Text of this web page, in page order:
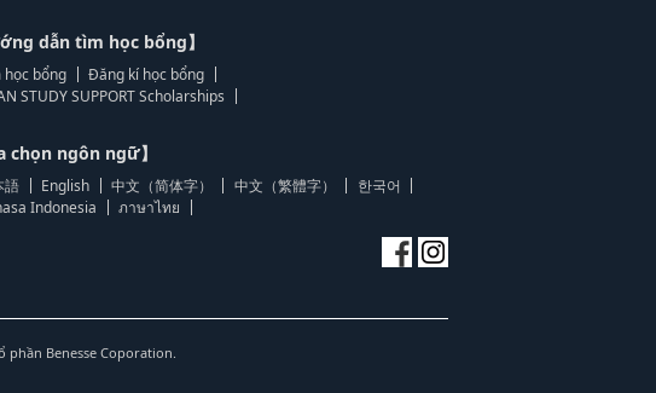
dẫn tìm học bổng】
học bổng
Đăng kí học bổng
STUDY SUPPORT Scholarships
chọn ngôn ngữ】
語 English 中文（简体字） 中文（繁體字）
한국어
Indonesia
ภาษาไทย
phần Benesse Coporation.